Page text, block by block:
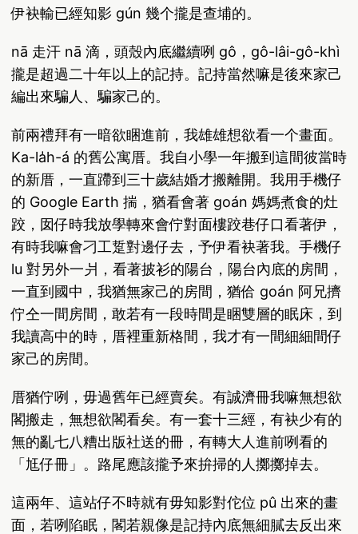
伊袂輸已經知影 gún 幾个攏是查埔的。
nā 走汗 nā 滴，頭殼內底繼續咧 gô，gô-lâi-gô-khì
攏是超過二十年以上的記持。記持當然嘛是後來家己
編出來騙人、騙家己的。
前兩禮拜有一暗欲睏進前，我雄雄想欲看一个畫面。
Ka-la̍h-á 的舊公寓厝。我自小學一年搬到這間彼當時
的新厝，一直蹛到三十歲結婚才搬離開。我用手機仔
的 Google Earth 揣，猶看會著 goán 媽媽煮食的灶
跤，囡仔時我放學轉來會佇對面樓跤巷仔口看著伊，
有時我嘛會刁工踅對邊仔去，予伊看袂著我。手機仔
lu 對另外一爿，看著披衫的陽台，陽台內底的房間，
一直到國中，我猶無家己的房間，猶佮 goán 阿兄擠
佇仝一間房間，敢若有一段時間是睏雙層的眠床，到
我讀高中的時，厝裡重新格間，我才有一間細細間仔
家己的房間。
厝猶佇咧，毋過舊年已經賣矣。有誠濟冊我嘛無想欲
閣搬走，無想欲閣看矣。有一套十三經，有袂少有的
無的亂七八糟出版社送的冊，有轉大人進前咧看的
「尪仔冊」。路尾應該攏予來拚掃的人擲擲掉去。
這兩年、這站仔不時就有毋知影對佗位 pû 出來的畫
面，若咧陷眠，閣若親像是記持內底無細膩去反出來